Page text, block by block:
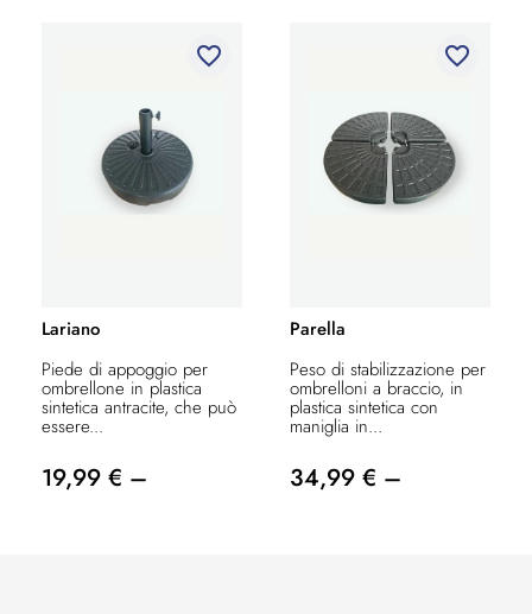
favorite_border
Lariano
Piede di appoggio per
ombrellone in plastica
sintetica antracite, che può
essere...
19,99 € –
favorite_border
Parella
Peso di stabilizzazione per
ombrelloni a braccio, in
plastica sintetica con
maniglia in...
34,99 € –